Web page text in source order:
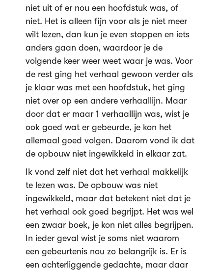
niet uit of er nou een hoofdstuk was, of
niet. Het is alleen fijn voor als je niet meer
wilt lezen, dan kun je even stoppen en iets
anders gaan doen, waardoor je de
volgende keer weer weet waar je was. Voor
de rest ging het verhaal gewoon verder als
je klaar was met een hoofdstuk, het ging
niet over op een andere verhaallijn. Maar
door dat er maar 1 verhaallijn was, wist je
ook goed wat er gebeurde, je kon het
allemaal goed volgen. Daarom vond ik dat
de opbouw niet ingewikkeld in elkaar zat.
Ik vond zelf niet dat het verhaal makkelijk
te lezen was. De opbouw was niet
ingewikkeld, maar dat betekent niet dat je
het verhaal ook goed begrijpt. Het was wel
een zwaar boek, je kon niet alles begrijpen.
In ieder geval wist je soms niet waarom
een gebeurtenis nou zo belangrijk is. Er is
een achterliggende gedachte, maar daar